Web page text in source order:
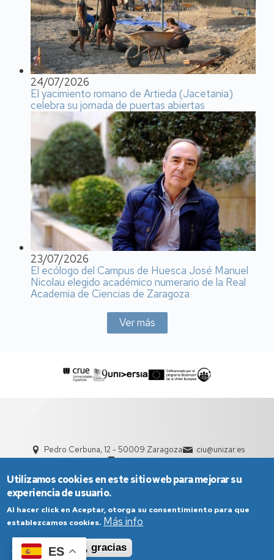
ES
24/07/2026
El yacimiento romano de Artieda (Jacetania)
celebra su jornada de puertas abiertas
23/07/2026
El ecólogo del Campus de Huesca José Manuel
Nicolau elegido académico numerario de la Real
Academia de Ciencias de Zaragoza
Ver más
Pedro Cerbuna, 12 - 50009 Zaragoza
ciu@unizar.es
Aviso Legal
Condiciones generales de uso
Utilizamos cookies en este sitio web para mejorar su
experiencia de usuario.
Al hacer click en Aceptar, otorga su consentimiento para que
establezcamos cookies. Más info
Aceptar
No, gracias